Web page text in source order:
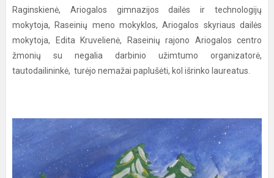
Raginskienė, Ariogalos gimnazijos dailės ir technologijų
mokytoja, Raseinių meno mokyklos, Ariogalos skyriaus dailės
mokytoja, Edita Kruvelienė, Raseinių rajono Ariogalos centro
žmonių su negalia darbinio užimtumo organizatorė,
tautodailininkė, turėjo nemažai paplušėti, kol išrinko laureatus.